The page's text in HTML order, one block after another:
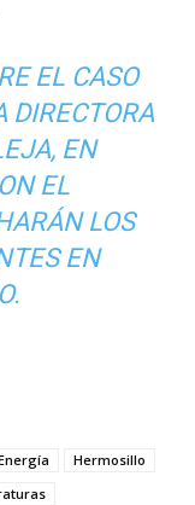
EL CASO
DIRECTORA
EN
EL
LOS
EN
Hermosillo